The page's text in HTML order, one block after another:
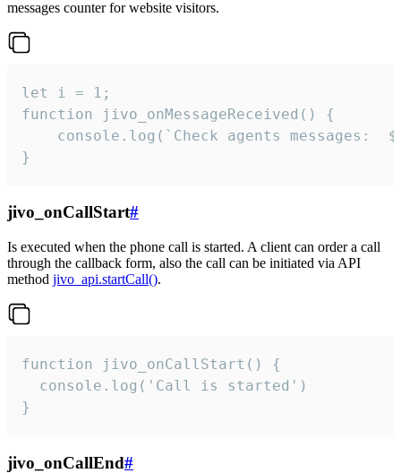
messages counter for website visitors.
let i = 1;
function jivo_onMessageReceived() {
}
jivo_onCallStart#
Is executed when the phone call is started. A client can order a call
through the callback form, also the call can be initiated via API
method jivo_api.startCall().
function jivo_onCallStart() {
  console.log('Call is started')
}
jivo_onCallEnd#